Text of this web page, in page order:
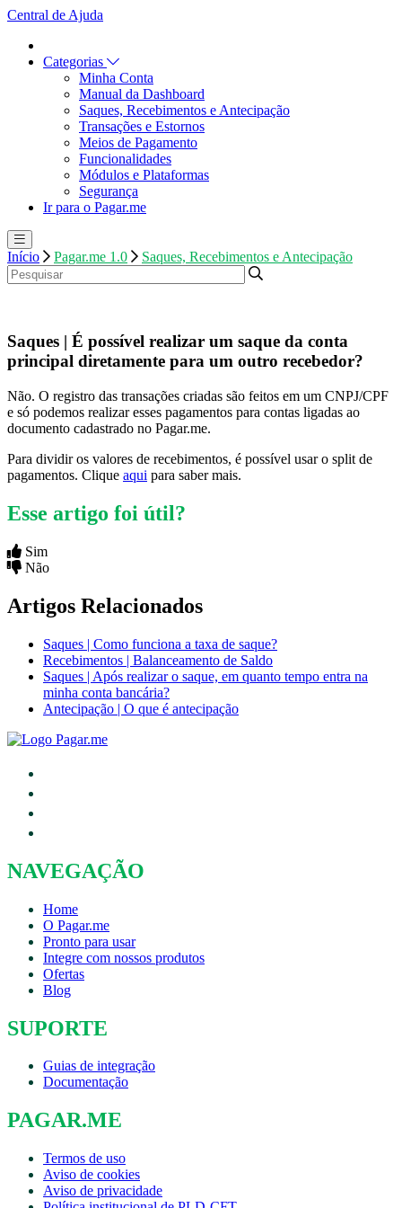
Central de Ajuda
Categorias
Minha Conta
Manual da Dashboard
Saques, Recebimentos e Antecipação
Transações e Estornos
Meios de Pagamento
Funcionalidades
Módulos e Plataformas
Segurança
Ir para o Pagar.me
Início Pagar.me 1.0 Saques, Recebimentos e Antecipação
Saques | É possível realizar um saque da conta
principal diretamente para um outro recebedor?
Não. O registro das transações criadas são feitos em um CNPJ/CPF
e só podemos realizar esses pagamentos para contas ligadas ao
documento cadastrado no Pagar.me.
Para dividir os valores de recebimentos, é possível usar o split de
pagamentos. Clique aqui para saber mais.
Esse artigo foi útil?
Sim
Não
Artigos Relacionados
Saques | Como funciona a taxa de saque?
Recebimentos | Balanceamento de Saldo
Saques | Após realizar o saque, em quanto tempo entra na
minha conta bancária?
Antecipação | O que é antecipação
NAVEGAÇÃO
Home
O Pagar.me
Pronto para usar
Integre com nossos produtos
Ofertas
Blog
SUPORTE
Guias de integração
Documentação
PAGAR.ME
Termos de uso
Aviso de cookies
Aviso de privacidade